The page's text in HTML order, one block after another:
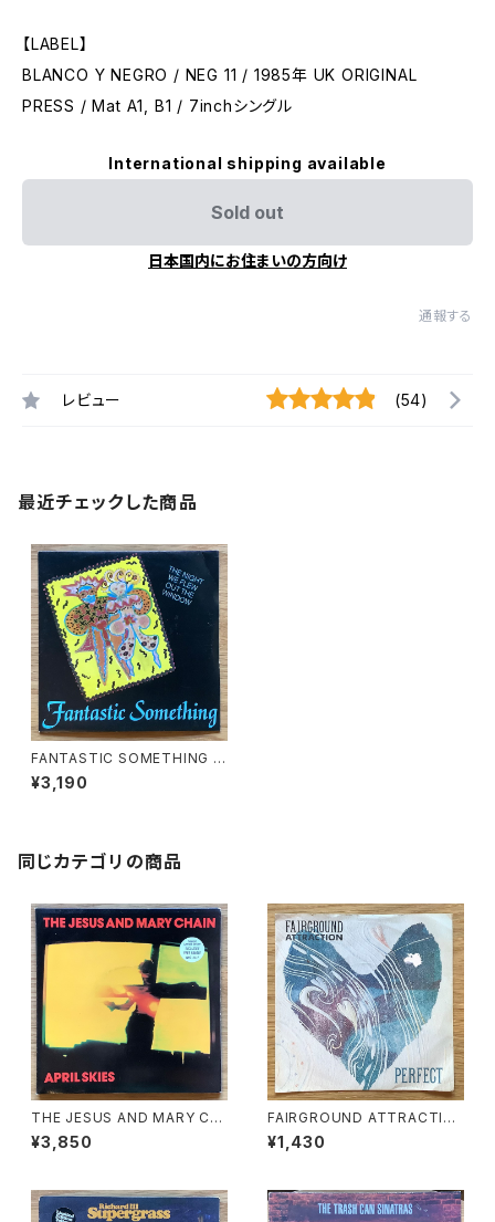
【LABEL】
BLANCO Y NEGRO / NEG 11 / 1985年 UK ORIGINAL
PRESS / Mat A1, B1 / 7inchシングル
International shipping available
Sold out
日本国内にお住まいの方向け
通報する
レビュー (54)
最近チェックした商品
FANTASTIC SOMETHING /
A: THE NIGHT WE FLEW O
UT THE WINDOW / B: PERF
¥3,190
同じカテゴリの商品
THE JESUS AND MARY CH
AIN / A: APRIL SKIES / B: KI
LL SURF CITY
¥3,850
FAIRGROUND ATTRACTIO
N / A: PERFECT / B: MYTH
OLOGY
¥1,430